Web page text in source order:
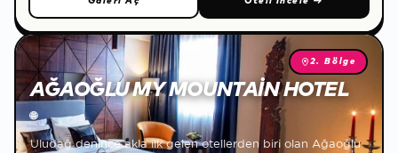
2. Bölge
AĞAOĞLU MY MOUNTAIN HOTEL
🌐
Uludağ denince akla ilk gelen otellerden biri olan Ağaoğlu